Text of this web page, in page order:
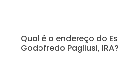
Qual é o endereço do
Godofredo Pagliusi, IRA?